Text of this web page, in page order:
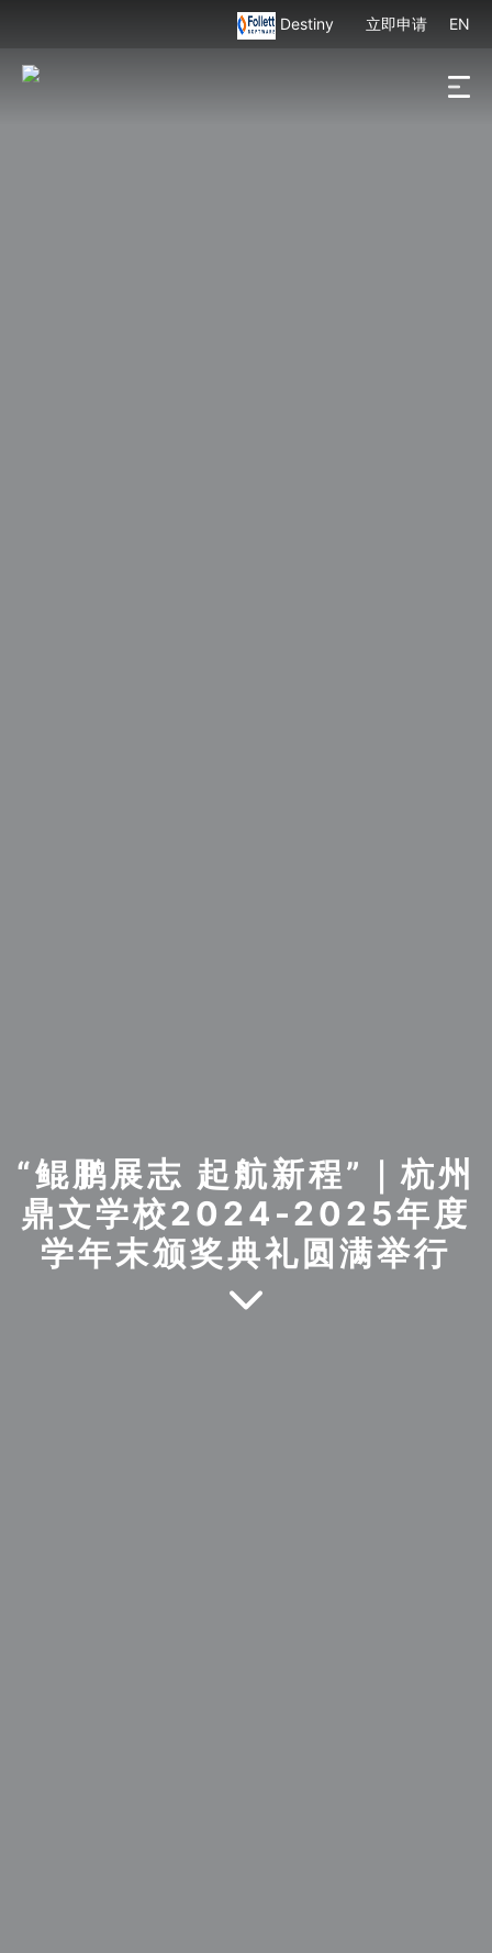
Destiny 立即申请 EN
“鲲鹏展志 起航新程”｜杭州
鼎文学校2024-2025年度
学年末颁奖典礼圆满举行